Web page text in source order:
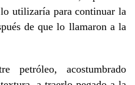
utilizaría para continuar la
de que lo llamaron a la
petróleo, acostumbrado